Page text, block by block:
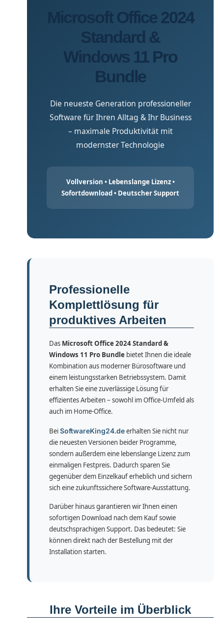
Microsoft Office 2024
Standard &
Windows 11 Pro
Bundle
Die neueste Generation professioneller
Software für Ihren Alltag & Ihr Business
– maximale Produktivität mit
modernster Technologie
Vollversion • Lebenslange Lizenz •
Sofortdownload • Deutscher Support
Professionelle
Komplettlösung für
produktives Arbeiten
Das Microsoft Office 2024 Standard &
Windows 11 Pro Bundle bietet Ihnen die ideale
Kombination aus moderner Bürosoftware und
einem leistungsstarken Betriebssystem. Damit
erhalten Sie eine zuverlässige Lösung für
effizientes Arbeiten – sowohl im Office-Umfeld als
auch im Home-Office.
BeiSoftwareKing24.deerhalten Sie nicht nur
die neuesten Versionen beider Programme,
sondern außerdem eine lebenslange Lizenz zum
einmaligen Festpreis. Dadurch sparen Sie
gegenüber dem Einzelkauf erheblich und sichern
sich eine zukunftssichere Software-Ausstattung.
Darüber hinaus garantieren wir Ihnen einen
sofortigen Download nach dem Kauf sowie
deutschsprachigen Support. Das bedeutet: Sie
können direkt nach der Bestellung mit der
Installation starten.
Ihre Vorteile im Überblick